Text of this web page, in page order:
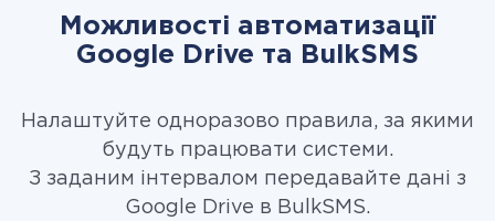
Можливості автоматизації
Google Drive та BulkSMS
Налаштуйте одноразово правила, за якими
будуть працювати системи.
З заданим інтервалом передавайте дані з
Google Drive в BulkSMS.